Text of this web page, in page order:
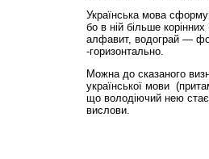
Українська мова
бо в ній більше
алфавит, водограй —
-горизонтально.
Можна до сказаного
української мови
що володіючий нею стає
вислови.